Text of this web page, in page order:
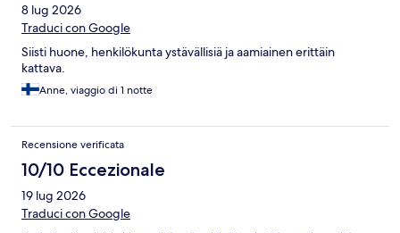
8 lug 2026
Traduci con Google
Siisti huone, henkilökunta ystävällisiä ja aamiainen erittäin
kattava.
Anne, viaggio di 1 notte
Recensione verificata
10/10 Eccezionale
19 lug 2026
Traduci con Google